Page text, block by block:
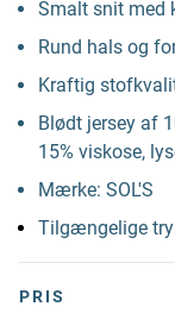
Smalt snit med
Rund hals og
Kraftig
Blødt jersey af
15% viskose,
Mærke: SOL'S
Tilgængelige
PRIS